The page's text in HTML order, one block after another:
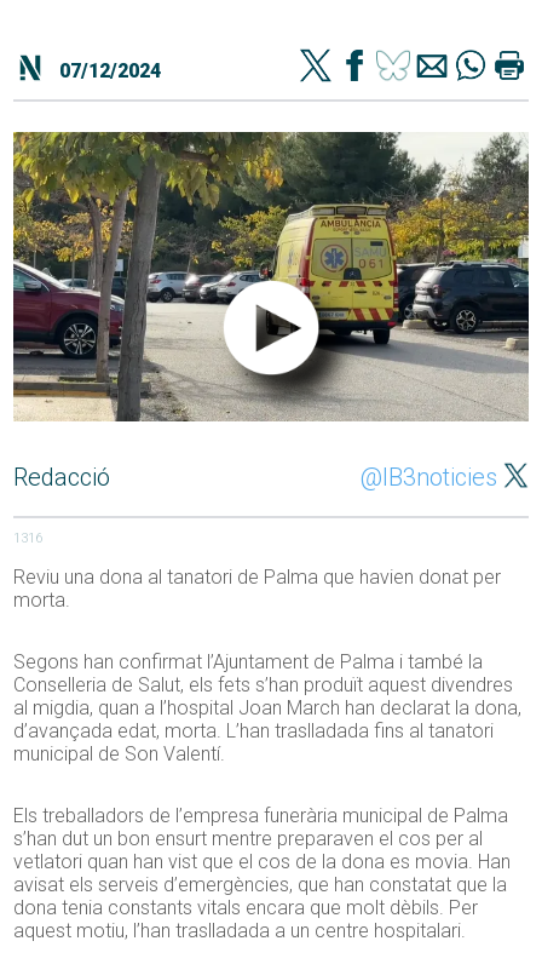
07/12/2024
Redacció @IB3noticies
1316
Reviu una dona al tanatori de Palma que havien donat per
morta.
Segons han confirmat l’Ajuntament de Palma i també la
Conselleria de Salut, els fets s’han produït aquest divendres
al migdia, quan a l’hospital Joan March han declarat la dona,
d’avançada edat, morta. L’han traslladada fins al tanatori
municipal de Son Valentí.
Els treballadors de l’empresa funerària municipal de Palma
s’han dut un bon ensurt mentre preparaven el cos per al
vetlatori quan han vist que el cos de la dona es movia. Han
avisat els serveis d’emergències, que han constatat que la
dona tenia constants vitals encara que molt dèbils. Per
aquest motiu, l’han traslladada a un centre hospitalari.